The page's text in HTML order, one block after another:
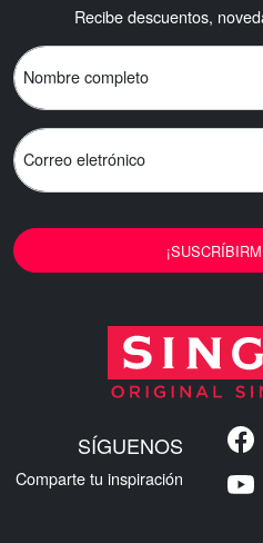
Recibe descuentos,
Nombre completo
Correo eletrónico
SÍGUENOS
Comparte tu inspiración